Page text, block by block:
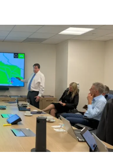
las tareas de
puntos del Alto Valle.
con el relevamiento
de la Ruta Nacional N°
toneladas de mezcla
destinada a recuperar los
las condiciones de